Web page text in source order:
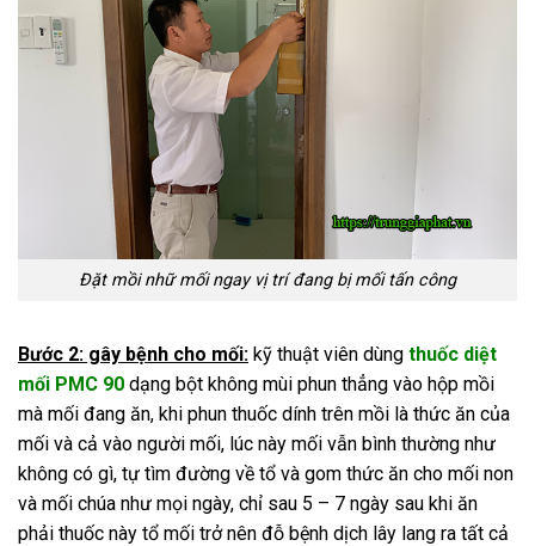
Đặt mồi nhữ mối ngay vị trí đang bị mối tấn công
Bước 2: gây bệnh cho mối: kỹ thuật viên dùng thuốc diệt
mối PMC 90 dạng bột không mùi phun thẳng vào hộp mồi
mà mối đang ăn, khi phun thuốc dính trên mồi là thức ăn của
mối và cả vào người mối, lúc này mối vẫn bình thường như
không có gì, tự tìm đường về tổ và gom thức ăn cho mối non
và mối chúa như mọi ngày, chỉ sau 5 – 7 ngày sau khi ăn
phải thuốc này tổ mối trở nên đỗ bệnh dịch lây lang ra tất cả